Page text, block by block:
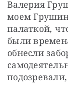
Валерия
моем
палаткой,
были
обнесли